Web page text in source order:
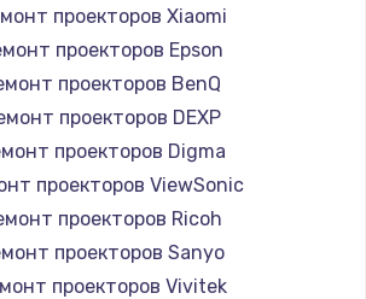
проекторов Xiaomi
проекторов Epson
проекторов BenQ
проекторов DEXP
проекторов Digma
проекторов ViewSonic
проекторов Ricoh
проекторов Sanyo
проекторов Vivitek